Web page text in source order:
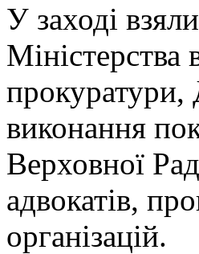
У заході
Міністерства
прокуратури,
виконання
Верховної
адвокатів,
організацій.